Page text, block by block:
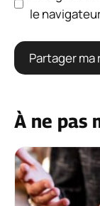
le
À ne pas